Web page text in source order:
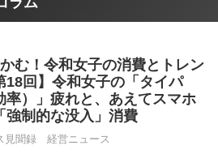
む！令和女子の消費とトレン
18回】令和女子の「タイパ
率）」疲れと、あえてスマホ
強制的な没入」消費
見聞録 経営ニュース